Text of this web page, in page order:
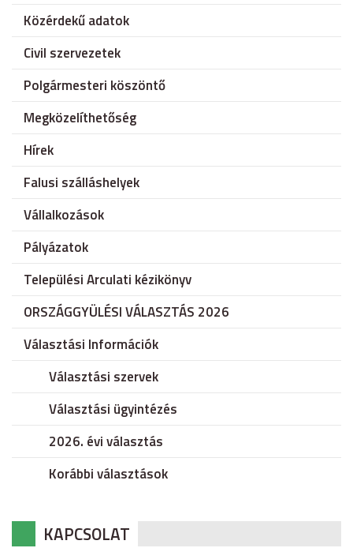
Közérdekű adatok
Civil szervezetek
Polgármesteri köszöntő
Megközelíthetőség
Hírek
Falusi szálláshelyek
Vállalkozások
Pályázatok
Települési Arculati kézikönyv
ORSZÁGGYÜLÉSI VÁLASZTÁS 2026
Választási Információk
Választási szervek
Választási ügyintézés
2026. évi választás
Korábbi választások
KAPCSOLAT